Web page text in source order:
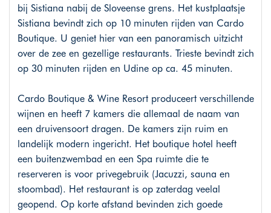
bij Sistiana nabij de Sloveense grens. Het kustplaatsje
Sistiana bevindt zich op 10 minuten rijden van Cardo
Boutique. U geniet hier van een panoramisch uitzicht
over de zee en gezellige restaurants. Trieste bevindt zich
op 30 minuten rijden en Udine op ca. 45 minuten.
Cardo Boutique & Wine Resort produceert verschillende
wijnen en heeft 7 kamers die allemaal de naam van
een druivensoort dragen. De kamers zijn ruim en
landelijk modern ingericht. Het boutique hotel heeft
een buitenzwembad en een Spa ruimte die te
reserveren is voor privegebruik (Jacuzzi, sauna en
stoombad). Het restaurant is op zaterdag veelal
geopend. Op korte afstand bevinden zich goede